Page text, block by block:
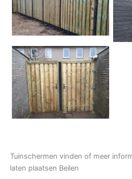
Hout beton schuttingen
Tuindeur grenen
Tuinschermen vinden of meer
laten plaatsen Beilen